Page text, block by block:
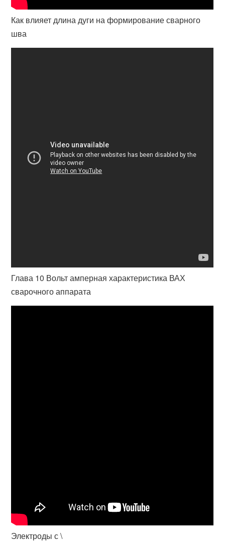
Как влияет длина дуги на формирование сварного
шва
Глава 10 Вольт амперная характеристика ВАХ
сварочного аппарата
Электроды с \